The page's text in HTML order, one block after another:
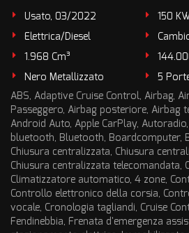
Usato, 03/2022
150
Elettrica/Diesel
1.968 Cm³
Nero Metallizzato
5
ABS, Adaptive Cruise Control, Airbag,
Passeggero, Airbag posteriore, Airbag
Android Auto, Apple CarPlay,
bluetooth, Bluetooth, Boardcomputer,
Chiusura centralizzata, Chiusura
Chiusura centralizzata telecomandata,
Climatizzatore automatico, 4 zone,
Controllo elettronico della corsia,
vocale, Cronologia tagliandi, Cruise
Fendinebbia, Frenata d'emergenza